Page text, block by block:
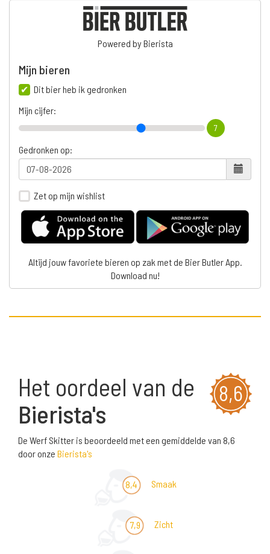
Powered by Bierista
Mijn bieren
Dit bier heb ik gedronken
Mijn cijfer:
7
Gedronken op:
Zet op mijn wishlist
Altijd jouw favoriete bieren op zak met de Bier Butler App.
Download nu!
8,6
Het oordeel van de
Bierista's
De Werf Skitter is beoordeeld met een gemiddelde van 8,6
door onze Bierista's
8,4 Smaak
7,9 Zicht